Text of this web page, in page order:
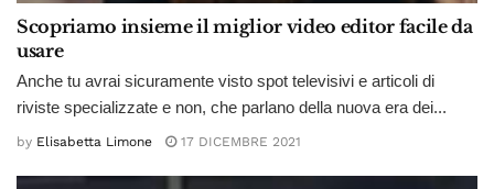
Scopriamo insieme il miglior video editor facile da
usare
Anche tu avrai sicuramente visto spot televisivi e articoli di
riviste specializzate e non, che parlano della nuova era dei...
by Elisabetta Limone 17 DICEMBRE 2021